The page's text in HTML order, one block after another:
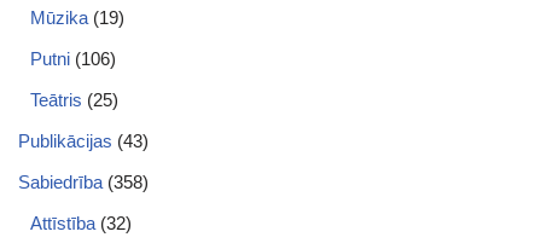
Mūzika (19)
Putni (106)
Teātris (25)
Publikācijas (43)
Sabiedrība (358)
Attīstība (32)